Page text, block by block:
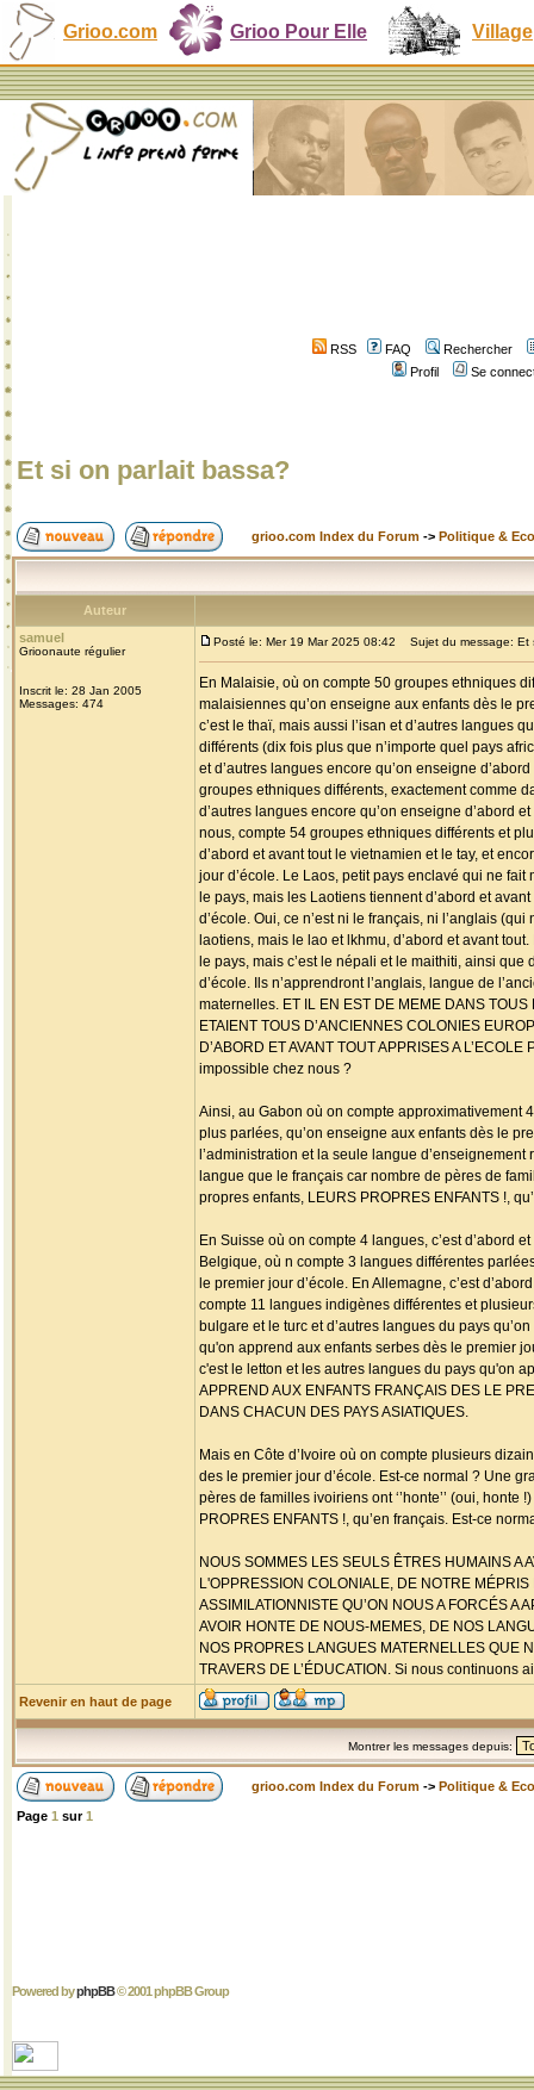
Grioo.com Grioo Pour Elle Village
RSS FAQ
Rechercher
Profil
Se
Et si on parlait bassa?
grioo.com Index du Forum -> Politique &
Auteur
samuel
Grioonaute régulier
Inscrit le: 28 Jan 2005
Messages: 474
Posté le: Mer 19 Mar 2025 08:42 Sujet du message: Et
En Malaisie, où on compte 50 groupes ethniques
malaisiennes qu’on enseigne aux enfants dès le
c’est le thaï, mais aussi l’isan et d’autres langues
différents (dix fois plus que n’importe quel pays
et d’autres langues encore qu’on enseigne
groupes ethniques différents, exactement comme
d’autres langues encore qu’on enseigne d’abord
nous, compte 54 groupes ethniques différents et
d’abord et avant tout le vietnamien et le tay, et
jour d’école. Le Laos, petit pays enclavé qui ne
le pays, mais les Laotiens tiennent d’abord et
d’école. Oui, ce n’est ni le français, ni l’anglais
laotiens, mais le lao et lkhmu, d’abord et avant
le pays, mais c’est le népali et le maithiti, ainsi
d’école. Ils n’apprendront l’anglais, langue de
maternelles. ET IL EN EST DE MEME DANS TOUS
ETAIENT TOUS D’ANCIENNES COLONIES
D’ABORD ET AVANT TOUT APPRISES A
impossible chez nous ?
Ainsi, au Gabon où on compte approximativement
plus parlées, qu’on enseigne aux enfants dès le
l’administration et la seule langue
langue que le français car nombre de pères de
propres enfants, LEURS PROPRES ENFANTS !,
En Suisse où on compte 4 langues, c’est d’abord
Belgique, où n compte 3 langues différentes
le premier jour d’école. En Allemagne, c’est
compte 11 langues indigènes différentes et
bulgare et le turc et d’autres langues du pays
qu'on apprend aux enfants serbes dès le premier
c'est le letton et les autres langues du pays qu'on
APPREND AUX ENFANTS FRANÇAIS DES LE
DANS CHACUN DES PAYS ASIATIQUES.
Mais en Côte d’Ivoire où on compte plusieurs
des le premier jour d’école. Est-ce normal ? Une
pères de familles ivoiriens ont ‘’honte’’ (oui,
PROPRES ENFANTS !, qu’en français. Est-ce
NOUS SOMMES LES SEULS ÊTRES HUMAINS
L'OPPRESSION COLONIALE, DE NOTRE
ASSIMILATIONNISTE QU’ON NOUS A FORCÉS
AVOIR HONTE DE NOUS-MEMES, DE NOS
NOS PROPRES LANGUES MATERNELLES QUE
TRAVERS DE L’ÉDUCATION. Si nous
Revenir en haut de page
Montrer les messages depuis:
grioo.com Index du Forum -> Politique &
Page 1 sur1
Powered byphpBB© 2001 phpBB Group